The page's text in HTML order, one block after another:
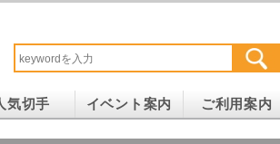
気切手 イベント案内 ご利用案内